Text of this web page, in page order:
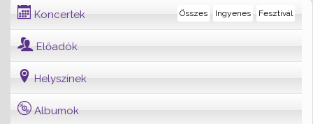
Koncertek Fesztivál
Ingyenes
Összes
Előadók
Helyszínek
Albumok